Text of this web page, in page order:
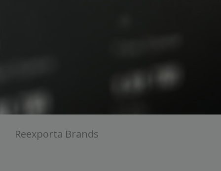
Reexporta Brands